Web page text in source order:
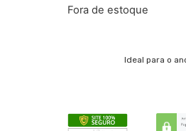
Fora de estoque
Ideal para o